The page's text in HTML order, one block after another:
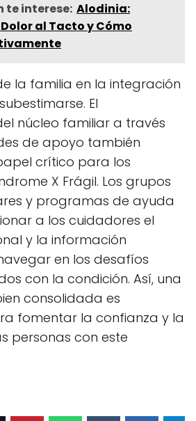
te interese: Alodinia:
al Tacto y Cómo
la familia en la integración
El
núcleo familiar a través
de apoyo también
crítico para los
X Frágil. Los grupos
y programas de ayuda
a los cuidadores el
y la información
en los desafíos
con la condición. Así, una
consolidada es
fomentar la confianza y la
personas con este